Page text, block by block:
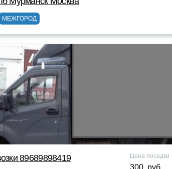
МЕЖГОРОД
89689898419 Цена посадки
300 руб